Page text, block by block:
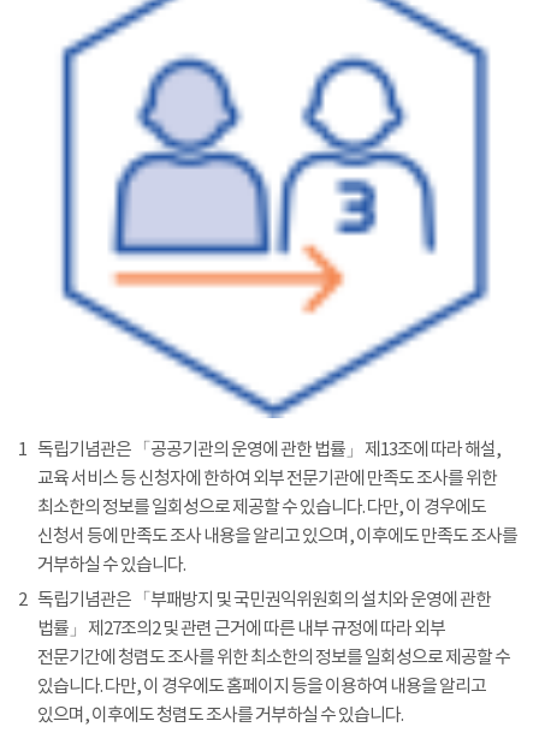
1 독립기념관은 「공공기관의 운영에 관한 법률」 제13조에 따라 해설,
교육 서비스 등 신청자에 한하여 외부 전문기관에 만족도 조사를 위한
최소한의 정보를 일회성으로 제공할 수 있습니다. 다만, 이 경우에도
신청서 등에 만족도 조사 내용을 알리고 있으며, 이후에도 만족도 조사를
거부하실 수 있습니다.
2 독립기념관은 「부패방지 및 국민권익위원회의 설치와 운영에 관한
법률」 제27조의2 및 관련 근거에 따른 내부 규정에 따라 외부
전문기간에 청렴도 조사를 위한 최소한의 정보를 일회성으로 제공할 수
있습니다. 다만, 이 경우에도 홈페이지 등을 이용하여 내용을 알리고
있으며, 이후에도 청렴도 조사를 거부하실 수 있습니다.